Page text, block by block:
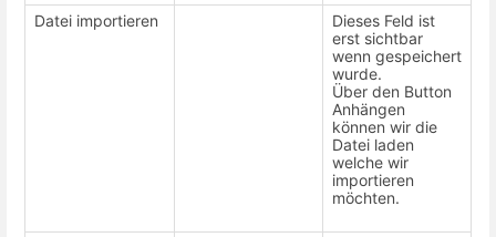
Datei importieren
Dieses Feld ist
erst sichtbar
wenn gespeichert
wurde.
Über den Button
Anhängen
können wir die
Datei laden
welche wir
importieren
möchten.